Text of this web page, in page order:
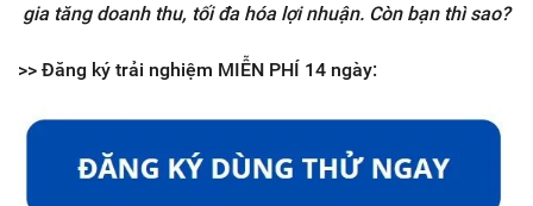
gia tăng doanh thu, tối đa hóa lợi nhuận. Còn bạn thì sao?
>> Đăng ký trải nghiệm MIỄN PHÍ 14 ngày: